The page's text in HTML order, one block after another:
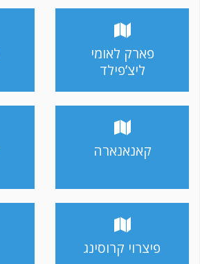
פארק לאומי
ליצ’פילד
קאנאנארה
פיצרוי קרוסינג